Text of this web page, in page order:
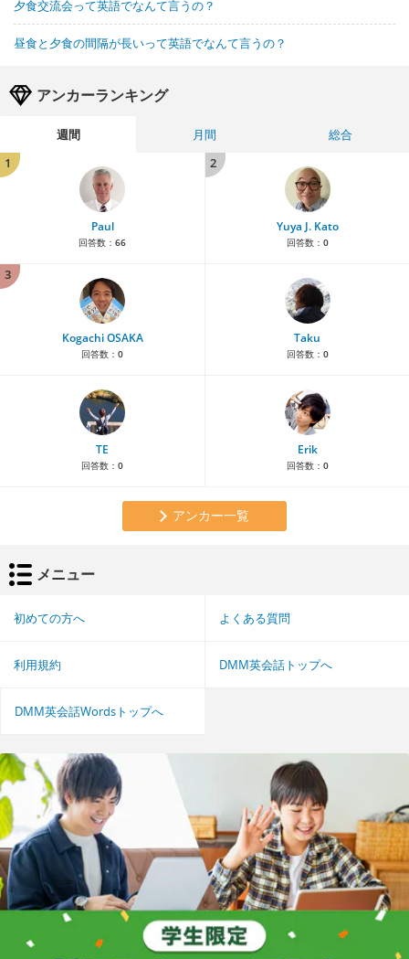
夕食交流会って英語でなんて言うの？
昼食と夕食の間隔が長いって英語でなんて言うの？
アンカーランキング
週間 月間
総合
1
Paul
回答数： 66
2
Yuya J. Kato
回答数： 0
3
Kogachi OSAKA
回答数： 0
Taku
回答数： 0
TE
回答数： 0
Erik
回答数： 0
アンカー一覧
メニュー
初めての方へ よくある質問
利用規約 DMM英会話トップへ
DMM英会話Wordsトップへ